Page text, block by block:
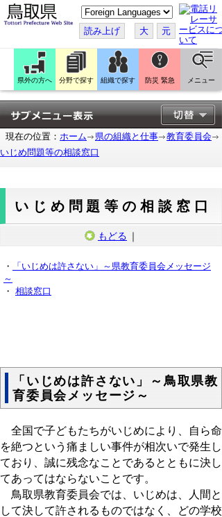
こ
の
ペ
ー
ジ
翻
訳
す
る
読み上げ 大 元
県外の方へ 分野で探す 組織で探す 防災 緊急 メニュー
現在の位置： ホーム 県の組織と仕事
教育委員会
いじめ問題等の相談窓口
いじめ問題等の相談窓口
もどる ｜
・
「いじめは許さない」～県教育委員会メッセージ
～
・ 相談窓口
「いじめは許さない」～鳥取県教
育委員会メッセージ～
全国で子どもたちがいじめにより、自ら命
を絶つという痛ましい事件が相次いで発生し
ており、誠に残念なことであるとともに決し
てあってはならないことです。
鳥取県教育委員会では、いじめは、人間と
して決して許されるものではなく、どの学校